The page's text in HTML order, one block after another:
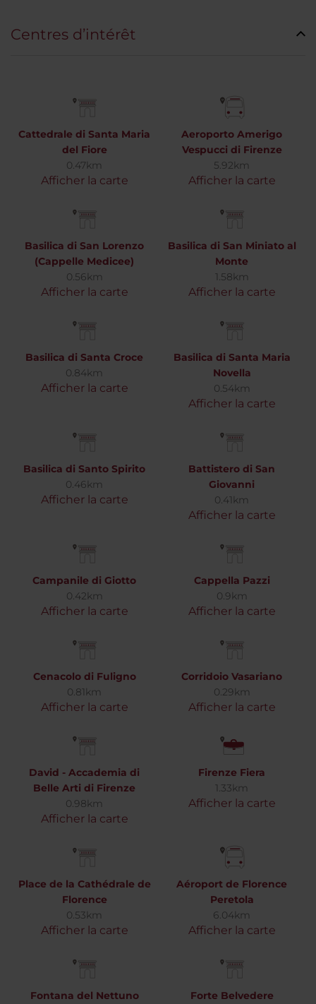
Centres d’intérêt
Cattedrale di Santa Maria
del Fiore
0.47km
Afficher la carte
Aeroporto Amerigo
Vespucci di Firenze
5.92km
Afficher la carte
Basilica di San Lorenzo
(Cappelle Medicee)
0.56km
Afficher la carte
Basilica di San Miniato al
Monte
1.58km
Afficher la carte
Basilica di Santa Croce
0.84km
Afficher la carte
Basilica di Santa Maria
Novella
0.54km
Afficher la carte
Basilica di Santo Spirito
0.46km
Afficher la carte
Battistero di San
Giovanni
0.41km
Afficher la carte
Campanile di Giotto
0.42km
Afficher la carte
Cappella Pazzi
0.9km
Afficher la carte
Cenacolo di Fuligno
0.81km
Afficher la carte
Corridoio Vasariano
0.29km
Afficher la carte
David - Accademia di
Belle Arti di Firenze
0.98km
Afficher la carte
Firenze Fiera
1.33km
Afficher la carte
Place de la Cathédrale de
Florence
0.53km
Afficher la carte
Aéroport de Florence
Peretola
6.04km
Afficher la carte
Fontana del Nettuno
Forte Belvedere